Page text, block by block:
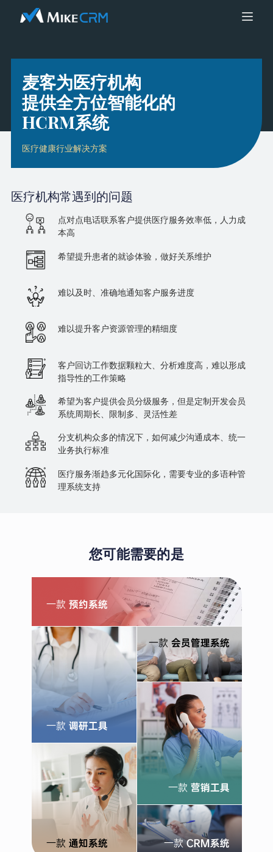
麦客为医疗机构
提供全方位智能化的
HCRM系统
医疗健康行业解决方案
医疗机构常遇到的问题
点对点电话联系客户提供医疗服务效率低，人力成
本高
希望提升患者的就诊体验，做好关系维护
难以及时、准确地通知客户服务进度
难以提升客户资源管理的精细度
客户回访工作数据颗粒大、分析难度高，难以形成
指导性的工作策略
希望为客户提供会员分级服务，但是定制开发会员
系统周期长、限制多、灵活性差
分支机构众多的情况下，如何减少沟通成本、统一
业务执行标准
医疗服务渐趋多元化国际化，需要专业的多语种管
理系统支持
您可能需要的是